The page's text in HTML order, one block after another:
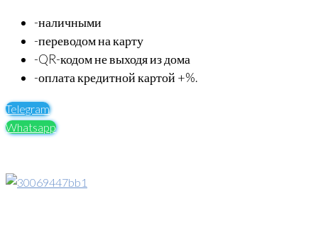
-наличными
-переводом на карту
-QR-кодом не выходя из дома
-оплата кредитной картой +%.
Telegram
Whatsapp